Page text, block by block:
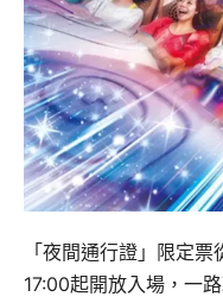
「夜間通行證」限定
17:00起開放入場，一